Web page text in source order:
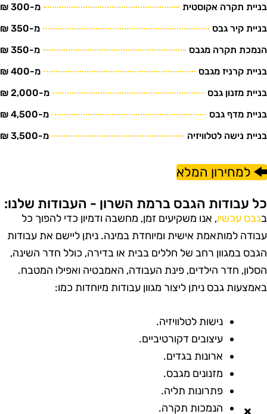
תקרה אקוסטית
מ-300 ₪
קיר גבס
מ-350 ₪
תקרה מגבס
מ-350 ₪
קרניז מגבס
מ-400 ₪
מזנון גבס
מ-2,000 ₪
מדף גבס
מ-4,500 ₪
נישה לטלוויזיה
מ-3,500 ₪
למחירון המלא
עבודות הגבס ברמת השרון - העבודות שלנו:
גבס עכשיו, אנו משקיעים זמן, מחשבה ודמיון כדי להפוך כל
למותאמת אישית ומיוחדת במינה. ניתן ליישם את עבודות
במגוון רחב של חללים בבית או בדירה, כולל חדר השינה,
חדר הילדים, פינת העבודה, האמבטיה ואפילו המטבח.
גבס ניתן ליצור מגוון עבודות מיוחדות כמו:
נישות לטלוויזיה.
עיצובים דקורטיביים.
ארונות בגדים.
מזנונים מגבס.
פתרונות תליה.
הנמכות תקרה.